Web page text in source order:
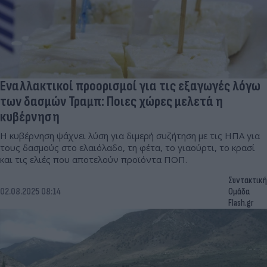
Εναλλακτικοί προορισμοί για τις εξαγωγές λόγω
των δασμών Τραμπ: Ποιες χώρες μελετά η
κυβέρνηση
Η κυβέρνηση ψάχνει λύση για διμερή συζήτηση με τις ΗΠΑ για
τους δασμούς στο ελαιόλαδο, τη φέτα, το γιαούρτι, το κρασί
και τις ελιές που αποτελούν προϊόντα ΠΟΠ.
02.08.2025 08:14
Συντακτική
Ομάδα
Flash.gr